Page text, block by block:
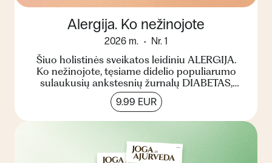
Alergija. Ko nežinojote
2026 m. Nr. 1
Šiuo holistinės sveikatos leidiniu ALERGIJA.
Ko nežinojote, tęsiame didelio populiarumo
sulaukusių ankstesnių žurnalų DIABETAS,
CHOLESTEROLIS ir STRES...
9.99 EUR